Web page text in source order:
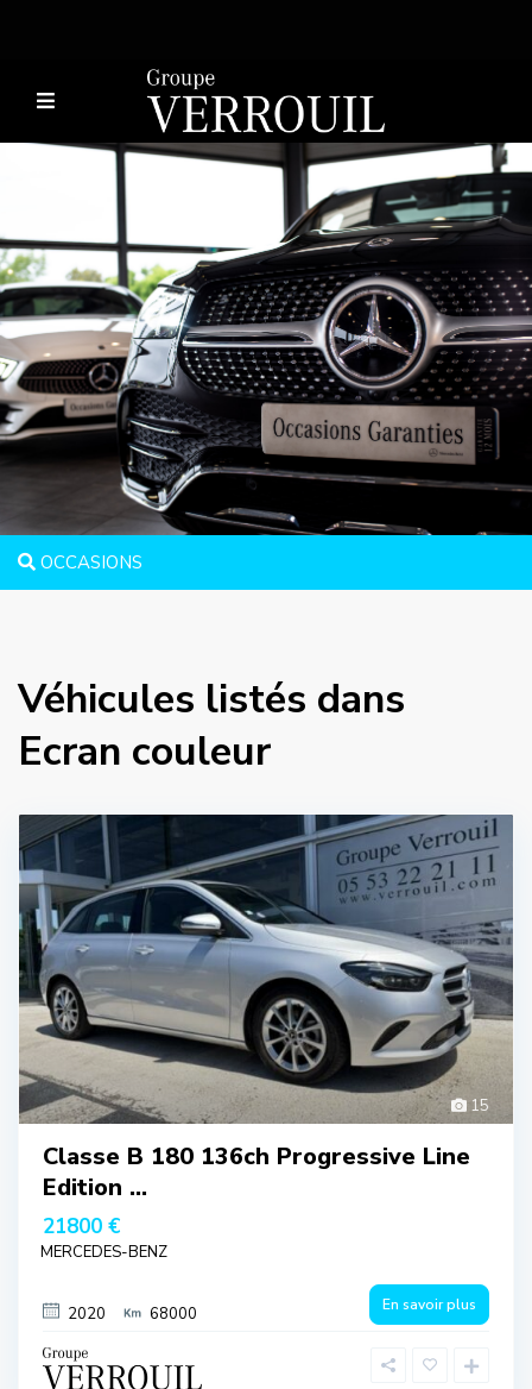
OCCASIONS
Véhicules listés dans
Ecran couleur
15
Classe B 180 136ch Progressive Line
Edition ...
21800 €
MERCEDES-BENZ
2020 68000 En savoir plus